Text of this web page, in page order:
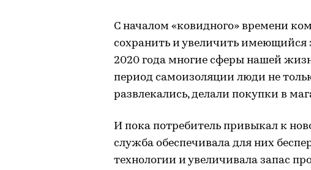
С началом «ковидного» времени
сохранить и увеличить имеющийся
2020 года многие сферы нашей
период самоизоляции люди не
развлекались, делали покупки в
И пока потребитель привыкал к
служба обеспечивала для них
технологии и увеличивала запас